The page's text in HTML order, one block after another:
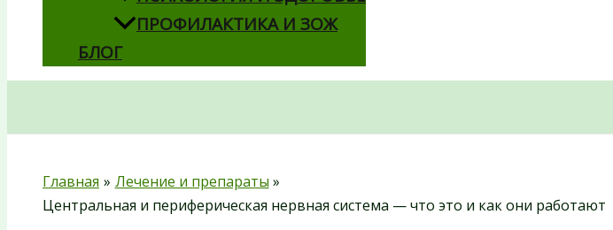
ПРОФИЛАКТИКА И ЗОЖ
БЛОГ
Главная
Лечение и препараты
Центральная и периферическая нервная система — что это и как они работают